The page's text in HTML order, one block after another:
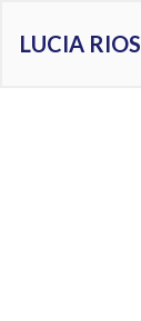
LUCIA RIOS